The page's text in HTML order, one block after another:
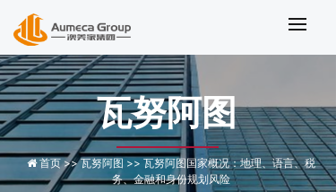
首页 >>瓦努阿图 >> 瓦努阿图国家概况：地理、语言、税
务、金融和身份规划风险
瓦努阿图